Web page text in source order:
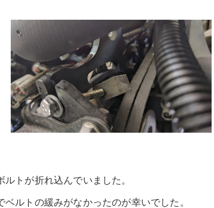
トが折れ込んでいました。
ルトの緩みがなかったのが幸いでした。